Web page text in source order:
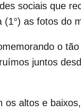
sociais que
as fotos do
o
juntos
altos e